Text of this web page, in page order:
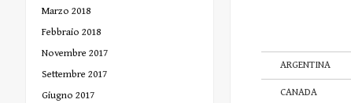
ARGENTINA
CANADA
Marzo 2018
Febbraio 2018
Novembre 2017
Settembre 2017
Giugno 2017